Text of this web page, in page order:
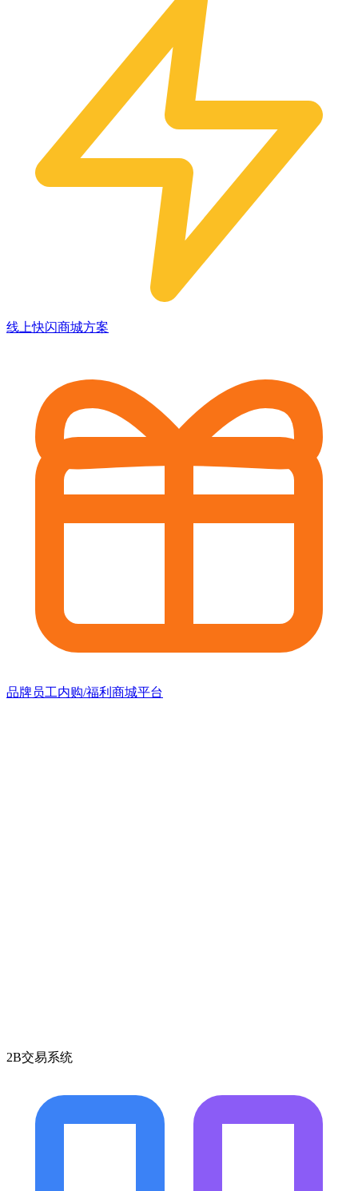
线上快闪商城方案
品牌员工内购/福利商城平台
2B交易系统